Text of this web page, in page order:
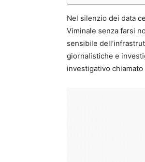
Nel silenzio dei data
Viminale senza farsi
sensibile
giornalistiche e
investigativo